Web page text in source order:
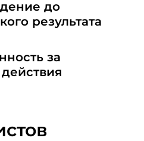
до
результата
за